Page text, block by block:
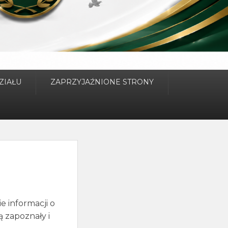
ZAPRZYJAŹNIONE STRONY
informacji o
i